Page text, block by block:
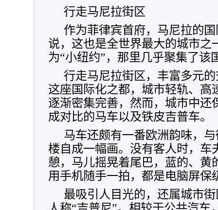
行走马尼拉街区
作为菲律宾首府，马尼拉的
说，这也是全世界最大的城市之
为“小纽约”，那里几乎聚集了该
行走马尼拉街区，丰富多元
这座国际化之都，城市轻轨、高
逐渐密集完善，然而，城市中还
成对比的马车以及铁皮吉普车。
马车还颇有一番欧洲韵味，
楼自成一幅画。没有客人时，车
憩，马儿摇晃着尾巴，蓝的、黄
用手机随手一拍，都是电脑屏保
最吸引人目光的，还属城市